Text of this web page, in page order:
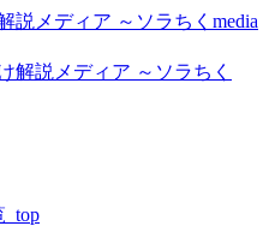
説メディア ～ソラちくmedia